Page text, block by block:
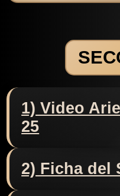
1) Video
25
2) Ficha del